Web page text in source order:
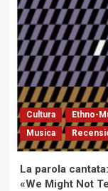
Cultura Ethno-
Musica
La parola
«We Might Not